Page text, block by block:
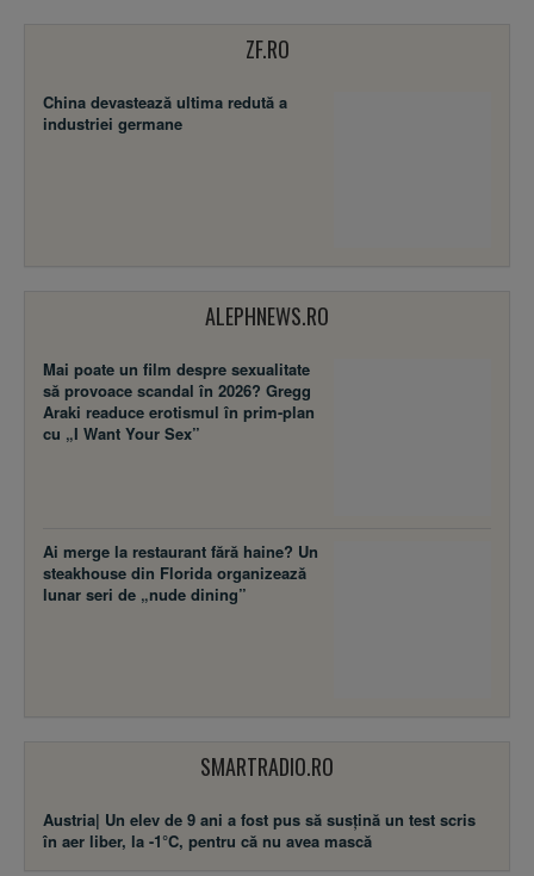
ZF.RO
China devastează ultima redută a
industriei germane
ALEPHNEWS.RO
Mai poate un film despre sexualitate
să provoace scandal în 2026? Gregg
Araki readuce erotismul în prim-plan
cu „I Want Your Sex”
Ai merge la restaurant fără haine? Un
steakhouse din Florida organizează
lunar seri de „nude dining”
SMARTRADIO.RO
Austria| Un elev de 9 ani a fost pus să susţină un test scris
în aer liber, la -1°C, pentru că nu avea mască